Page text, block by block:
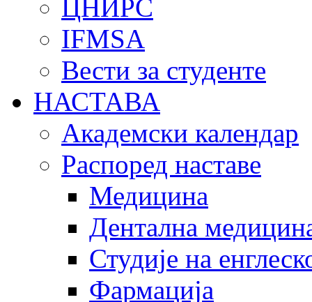
ЦНИРС
IFMSA
Вести за студенте
НАСТАВА
Академски календар
Распоред наставе
Медицина
Дентална
Студије на
Фармација